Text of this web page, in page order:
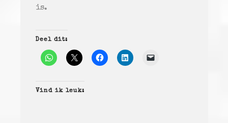
is.
Deel dit:
Vind ik leuk: